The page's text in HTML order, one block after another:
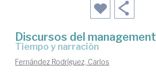
Discursos del management
tiempo y narración
Fernández Rodríguez, Carlos